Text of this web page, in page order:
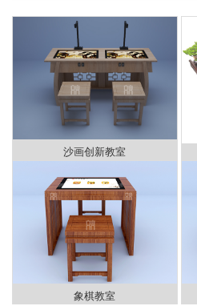
沙画创新教室
象棋教室